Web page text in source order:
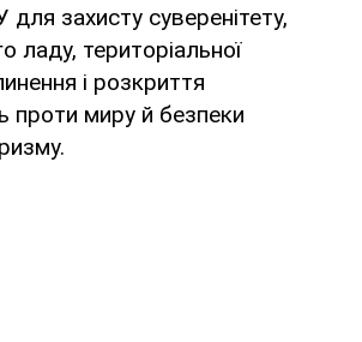
для захисту суверенітету,
ладу, територіальної
і розкриття
проти миру й безпеки